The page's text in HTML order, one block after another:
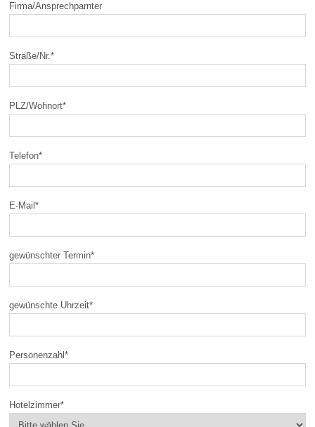
Firma/Ansprechparnter
Straße/Nr.*
PLZ/Wohnort*
Telefon*
E-Mail*
gewünschter Termin*
gewünschte Uhrzeit*
Personenzahl*
Hotelzimmer*